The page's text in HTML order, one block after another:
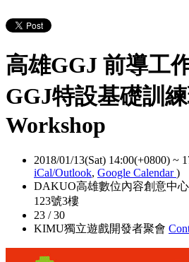
高雄GGJ 前導工
GGJ特設基礎訓
Workshop
2018/01/13(Sat) 14:00(+0800) ~
iCal/Outlook, Google Calendar)
DAKUO高雄數位內容創意中
123號3樓
23 / 30
KIMU獨立遊戲開發者聚會